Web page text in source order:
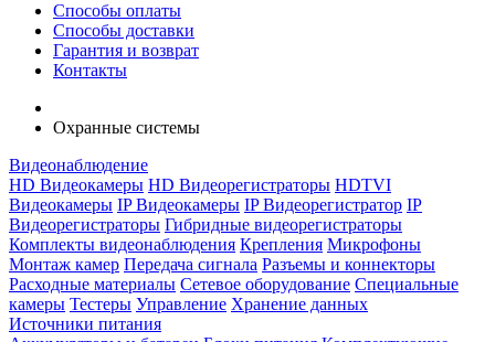
Способы оплаты
Способы доставки
Гарантия и возврат
Контакты
Охранные системы
Видеонаблюдение
HD Видеокамеры HD Видеорегистраторы HDTVI
Видеокамеры IP Видеокамеры IP Видеорегистратор IP
Видеорегистраторы Гибридные видеорегистраторы
Комплекты видеонаблюдения Крепления Микрофоны
Монтаж камер Передача сигнала Разъемы и коннекторы
Расходные материалы Сетевое оборудование Специальные
камеры Тестеры Управление Хранение данных
Источники питания